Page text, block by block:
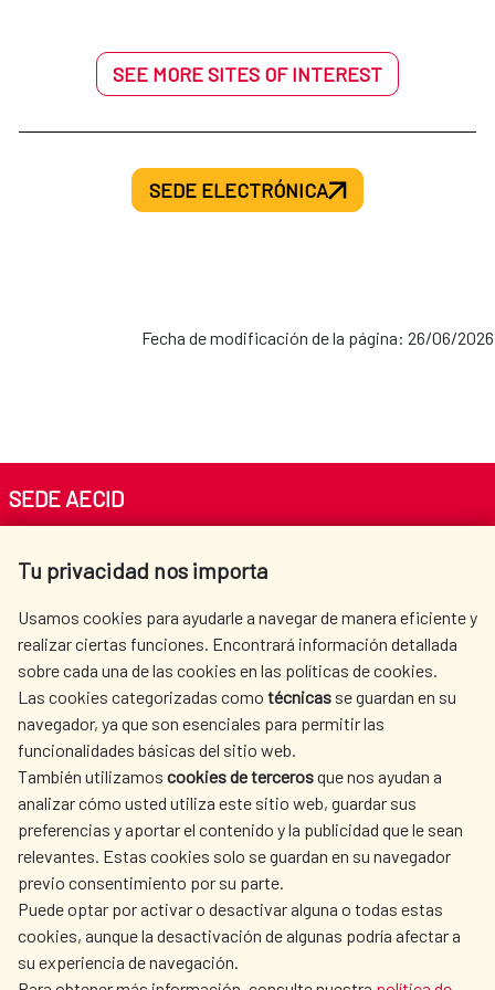
SEE MORE SITES OF INTEREST
SEDE ELECTRÓNICA
Fecha de modificación de la página: 26/06/2026
Tu privacidad nos importa
Usamos cookies para ayudarle a navegar de manera eficiente y
realizar ciertas funciones. Encontrará información detallada
sobre cada una de las cookies en las políticas de cookies.
Las cookies categorizadas como técnicas se guardan en su
navegador, ya que son esenciales para permitir las
funcionalidades básicas del sitio web.
También utilizamos cookies de tercerosque nos ayudan a
analizar cómo usted utiliza este sitio web, guardar sus
preferencias y aportar el contenido y la publicidad que le sean
relevantes. Estas cookies solo se guardan en su navegador
previo consentimiento por su parte.
Puede optar por activar o desactivar alguna o todas estas
cookies, aunque la desactivación de algunas podría afectar a
su experiencia de navegación.
SEDE AECID
Tel. +34 900 20 30 54​​​​​​​
AECID
WHERE DO WE COOPERATE?
SPANISH HUMANITARIAN
ACTION
PRESS ROOM
CULTURE AND SCIENCE LIBRARY
OUR SOCIAL MEDIA